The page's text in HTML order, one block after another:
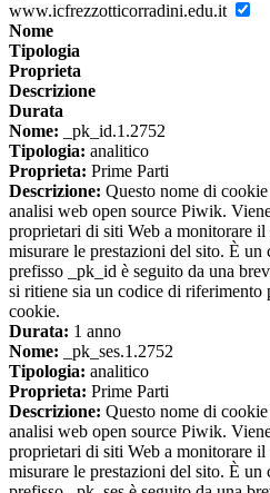
www.icfrezzotticorradini.edu.it
Nome
Tipologia
Proprieta
Descrizione
Durata
Nome: _pk_id.1.2752
Tipologia: analitico
Proprieta: Prime Parti
Descrizione: Questo nome di
analisi web open source Piwik.
proprietari di siti Web a monitorare
misurare le prestazioni del sito. È
prefisso _pk_id è seguito da una
si ritiene sia un codice di
cookie.
Durata: 1 anno
Nome: _pk_ses.1.2752
Tipologia: analitico
Proprieta: Prime Parti
Descrizione: Questo nome di
analisi web open source Piwik.
proprietari di siti Web a monitorare
misurare le prestazioni del sito. È